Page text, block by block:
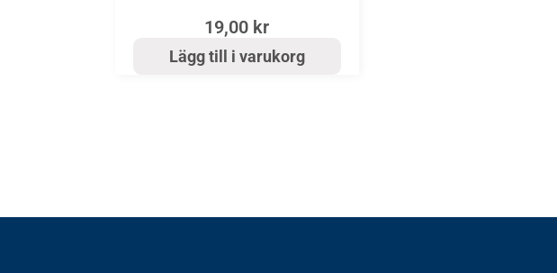
19,00 kr
Lägg till i varukorg